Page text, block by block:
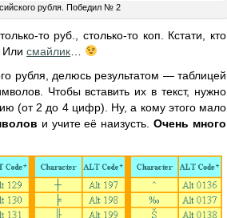
рубля. Победил № 2
то руб., столько-то коп. Кстати, кто
Или смайлик
рубля, делюсь результатом — таблицей
Чтобы вставить их в текст, нужно
(от 2 до 4 цифр). Ну, а кому этого мало
и учите её наизусть.Очень много